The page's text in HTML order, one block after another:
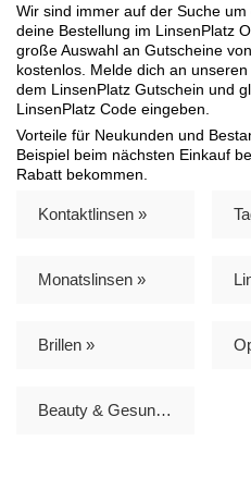
Wir sind immer auf der Suche
deine Bestellung im LinsenPlatz
große Auswahl an Gutscheine
kostenlos. Melde dich an
dem LinsenPlatz Gutschein und
LinsenPlatz Code eingeben.
Vorteile für Neukunden und
Beispiel beim nächsten Einkauf
Rabatt bekommen.
Kontaktlinsen »
Monatslinsen »
Brillen »
Beauty & Gesundheit »